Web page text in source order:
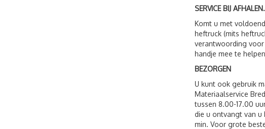
SERVICE BIJ AFHALEN.
Komt u met
heftruck (mits
verantwoording voor
handje mee te
BEZORGEN
U kunt ook gebruik
Materiaalservice
tussen 8.00-17.00
die u ontvangt van u
min. Voor grote